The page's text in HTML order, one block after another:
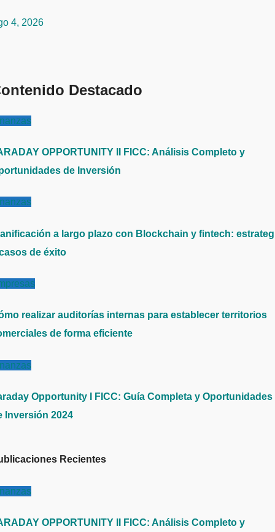
4, 2026
Destacado
OPPORTUNITY II FICC: Análisis Completo y
de Inversión
a largo plazo con Blockchain y fintech:
de éxito
realizar auditorías internas para establecer territorios
de forma eficiente
Opportunity I FICC: Guía Completa y Oportunidades
Inversión 2024
Recientes
OPPORTUNITY II FICC: Análisis Completo y